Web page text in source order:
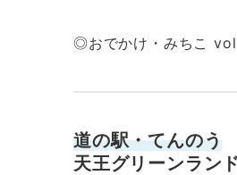
◎おでかけ・みちこ
道の駅・てんのう
天王グリーンラン